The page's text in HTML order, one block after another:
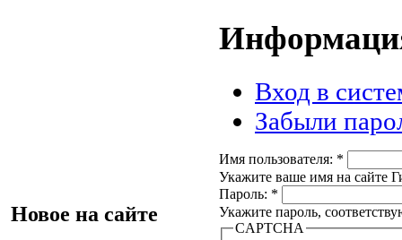
Новое на сайте
Вход в
Забыли
Имя пользователя: *
Укажите ваше имя на сайте
Пароль: *
Укажите пароль,
CAPTCHA